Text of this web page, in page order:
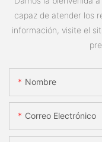
capaz de atender los
información, visite el
Nombre
Correo Electrónico